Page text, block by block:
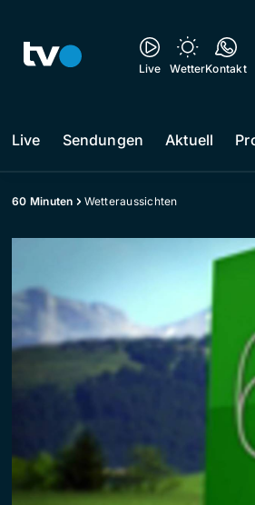
Live WetterKontakt
Live Sendungen Aktuell
60 Minuten Wetteraussichten